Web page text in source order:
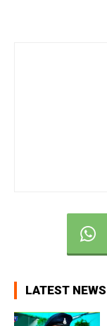
LATEST NEWS